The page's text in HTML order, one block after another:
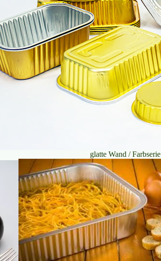
glatte Wand / Farbserie